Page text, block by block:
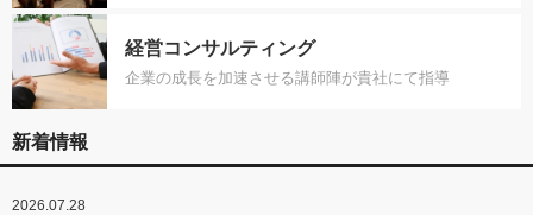
経営コンサルティング
企業の成長を加速させる講師陣が貴社にて指導
新着情報
2026.07.28